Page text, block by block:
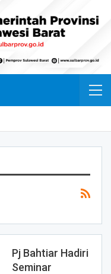
Pj Bahtiar Hadiri
Seminar